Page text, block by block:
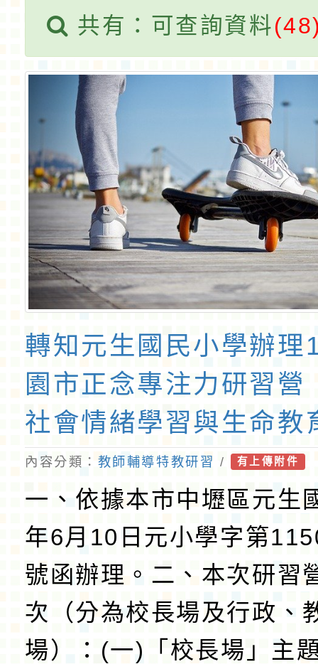
共有：可查詢資料
轉知元生國民小學辦理
園市正念專注力研習營
社會情緒學習與生命教
案，請各校踴躍派員參
照。
內容分類： 教師輔導特教研習 / 有上傳附件
一、依據本市中壢區元生
年6月10日元小學字第
號函辦理。二、本次研習
次（分為校長場及行政、
場）：(一)「校長場」主